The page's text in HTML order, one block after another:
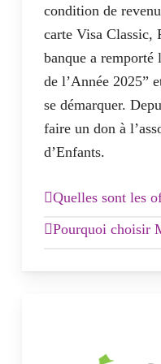
Paiements
Assurances
Offre Metal :
Carte en
Paiements/
Découvert
Assurance
condition de
carte Visa Classic,
banque a
de l’Année 2025”
se démarquer.
faire un don à
d’Enfants.
Quelles sont les
L’offre Pratiq+
Carte Visa
Pourquoi choisir
multitude de